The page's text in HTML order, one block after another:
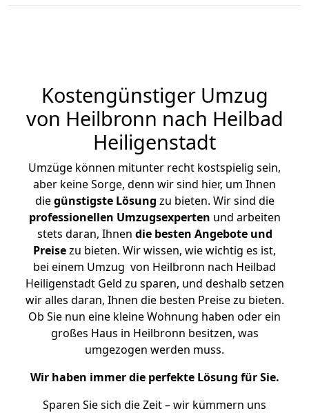
Kostengünstiger Umzug
von Heilbronn nach Heilbad
Heiligenstadt
Umzüge können mitunter recht kostspielig sein,
aber keine Sorge, denn wir sind hier, um Ihnen
diegünstigste Lösung zu bieten. Wir sind die
professionellen Umzugsexperten und arbeiten
stets daran, Ihnen die besten Angebote und
Preisezu bieten. Wir wissen, wie wichtig es ist,
bei einem Umzug von Heilbronn nach Heilbad
Heiligenstadt Geld zu sparen, und deshalb setzen
wir alles daran, Ihnen die besten Preise zu bieten.
Ob Sie nun eine kleine Wohnung haben oder ein
großes Haus in Heilbronn besitzen, was
umgezogen werden muss.
Wir haben immer die perfekte Lösung für Sie.
Sparen Sie sich die Zeit – wir kümmern uns